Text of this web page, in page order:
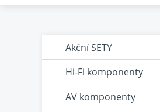
Akční SETY
Hi-Fi komponenty
AV komponenty